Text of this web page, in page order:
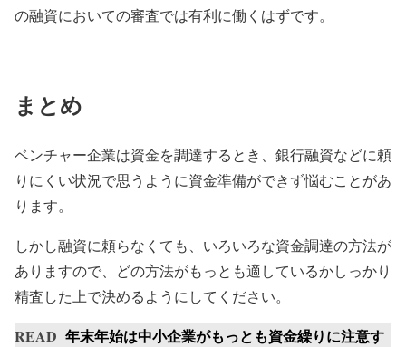
の融資においての審査では有利に働くはずです。
まとめ
ベンチャー企業は資金を調達するとき、銀行融資などに頼
りにくい状況で思うように資金準備ができず悩むことがあ
ります。
しかし融資に頼らなくても、いろいろな資金調達の方法が
ありますので、どの方法がもっとも適しているかしっかり
精査した上で決めるようにしてください。
READ 年末年始は中小企業がもっとも資金繰りに注意す